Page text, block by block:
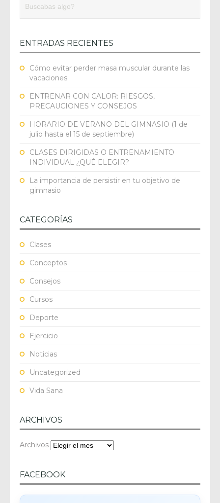
ENTRADAS RECIENTES
Cómo evitar perder masa muscular durante las
vacaciones
ENTRENAR CON CALOR: RIESGOS,
PRECAUCIONES Y CONSEJOS
HORARIO DE VERANO DEL GIMNASIO (1 de
julio hasta el 15 de septiembre)
CLASES DIRIGIDAS O ENTRENAMIENTO
INDIVIDUAL ¿QUÉ ELEGIR?
La importancia de persistir en tu objetivo de
gimnasio
CATEGORÍAS
Clases
Conceptos
Consejos
Cursos
Deporte
Ejercicio
Noticias
Uncategorized
Vida Sana
ARCHIVOS
Archivos
FACEBOOK